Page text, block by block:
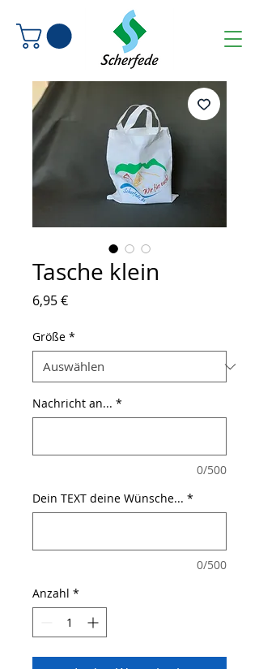
Tasche klein
6,95 €Preis
Größe *
Nachricht an... *
0/500
Dein TEXT deine Wünsche... *
0/500
Anzahl *